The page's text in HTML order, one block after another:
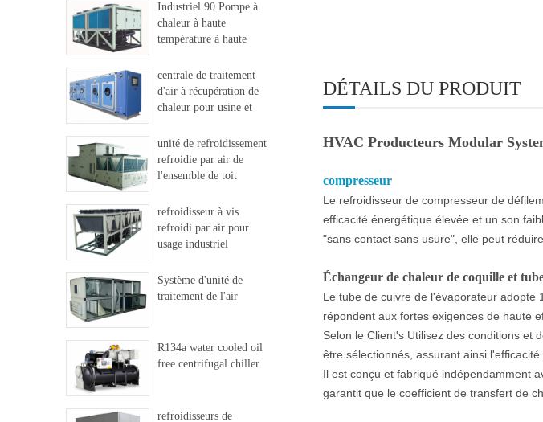
DÉTAILS DU PRODUIT
HVAC Producteurs Modular
compresseur
Le refroidisseur de compresseur de
efficacité énergétique élevée et un son
"sans contact sans usure", elle peut
Échangeur de chaleur de coquille et
Le tube de cuivre de l'évaporateur adopte
répondent aux fortes exigences de haute
Selon le Client's Utilisez des conditions et
être sélectionnés, assurant ainsi
Il est conçu et fabriqué indépendamment
garantit que le coefficient de transfert de
Industriel 90 Pompe à
chaleur à haute
température à haute
centrale de traitement
d'air à récupération de
chaleur pour usine et
unité de refroidissement
refroidie par air de
l'ensemble de toit
refroidisseur à vis
refroidi par air pour
usage industriel
Système d'unité de
traitement de l'air
R134a water cooled oil
free centrifugal chiller
refroidisseurs de